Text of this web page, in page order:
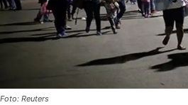
Foto: Reuters